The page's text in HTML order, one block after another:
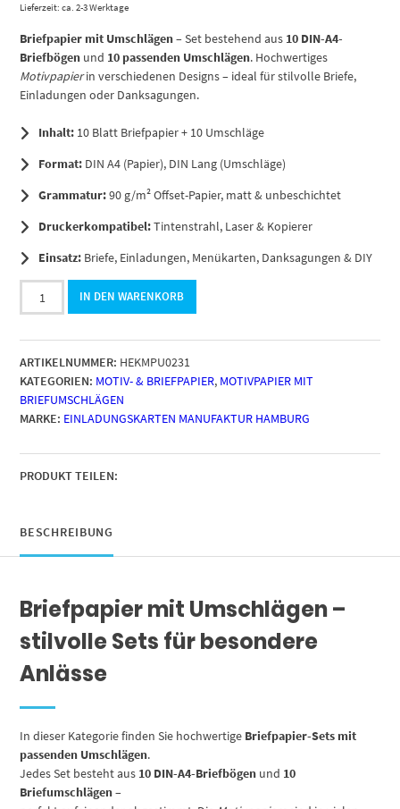
Lieferzeit: ca. 2-3 Werktage
Briefpapier mit Umschlägen– Set bestehend aus 10 DIN-A4-
Briefbögen und 10 passenden Umschlägen. Hochwertiges
Motivpapierin verschiedenen Designs – ideal für stilvolle Briefe,
Einladungen oder Danksagungen.
Inhalt: 10 Blatt Briefpapier + 10 Umschläge
Format: DIN A4 (Papier), DIN Lang (Umschläge)
Grammatur:90 g/m² Offset-Papier, matt & unbeschichtet
Druckerkompatibel:Tintenstrahl, Laser & Kopierer
Einsatz: Briefe, Einladungen, Menükarten, Danksagungen & DIY
10
Briefpapier
Briefumschlag
SET
|
Konfetti
Einladung
|
Papier
mit
Design-
g/m²
Menge
IN DEN WARENKORB
ARTIKELNUMMER: HEKMPU0231
KATEGORIEN: MOTIV- & BRIEFPAPIER, MOTIVPAPIER MIT
BRIEFUMSCHLÄGEN
MARKE: EINLADUNGSKARTEN MANUFAKTUR HAMBURG
PRODUKT TEILEN:
BESCHREIBUNG
Briefpapier mit Umschlägen –
stilvolle Sets für besondere
Anlässe
In dieser Kategorie finden Sie hochwertige Briefpapier-Sets mit
passenden Umschlägen.
Jedes Set besteht aus 10 DIN-A4-Briefbögen und 10
Briefumschlägen–